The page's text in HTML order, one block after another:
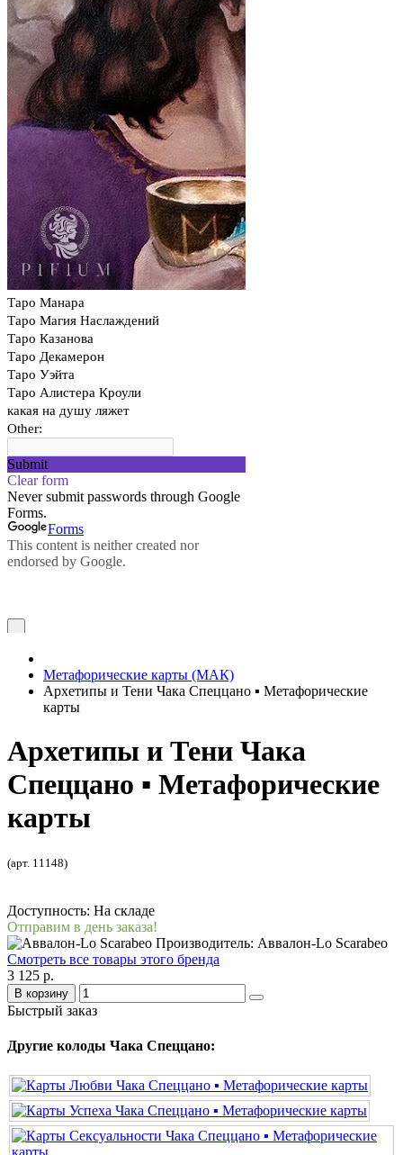
Метафорические карты (МАК)
Архетипы и Тени Чака Спеццано ▪ Метафорические
карты
Архетипы и Тени Чака
Спеццано ▪ Метафорические
карты
(арт. 11148)
Доступность: На складе
Отправим в день заказа!
Производитель: Аввалон-Lo Scarabeo
Смотреть все товары этого бренда
3 125 р.
В корзину
Быстрый заказ
Другие колоды Чака Спеццано: